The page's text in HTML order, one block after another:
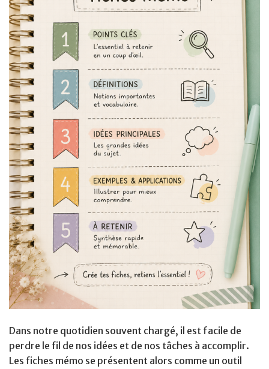
Dans notre quotidien souvent chargé, il est facile de
perdre le fil de nos idées et de nos tâches à accomplir.
Les fiches mémo se présentent alors comme un outil